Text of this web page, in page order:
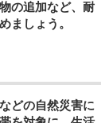
の追加など、耐
ましょう。
どの自然災害に